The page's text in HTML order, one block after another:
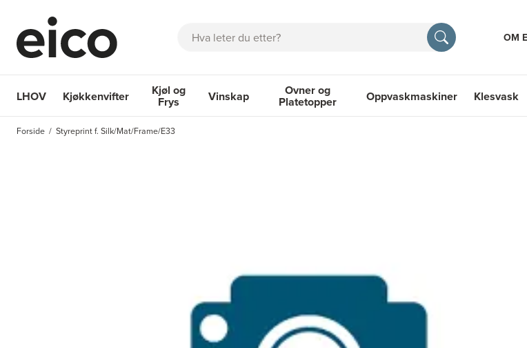
Søk OM
LHOV Kjøkkenvifter
Kjøkkenvifter
Kjøl og
Frys
Kjøl og Frys
Vinskap Ovner og
Platetopper Oppvaskmaskiner Klesvask
Forside
Styreprint f. Silk/Mat/Frame/E33